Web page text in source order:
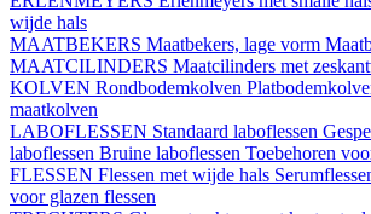
wijde hals
MAATBEKERS Maatbekers, lage vorm
MAATCILINDERS Maatcilinders met
KOLVEN Rondbodemkolven
maatkolven
LABOFLESSEN Standaard laboflessen
laboflessen Bruine laboflessen Toebehoren
FLESSEN Flessen met wijde hals
voor glazen flessen